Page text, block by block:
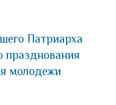
Патриарха
празднования
молодежи